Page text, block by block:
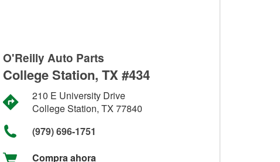
O'Reilly Auto Parts
College Station, TX #434
210 E University Drive
College Station, TX 77840
(979) 696-1751
Compra ahora